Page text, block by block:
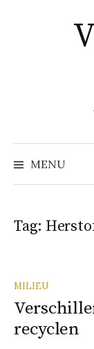
MENU
Tag:
MILIEU
recyclen